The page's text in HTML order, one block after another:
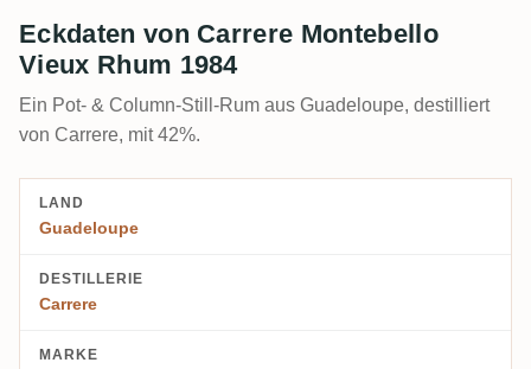
Eckdaten von Carrere Montebello
Vieux Rhum 1984
Ein Pot- & Column-Still-Rum aus Guadeloupe, destilliert
von Carrere, mit 42%.
LAND
Guadeloupe
DESTILLERIE
Carrere
MARKE